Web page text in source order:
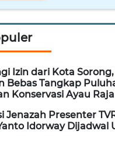
Izin dari Kota
Bebas Tangkap
Konservasi Ayau
Jenazah Presenter
Idorway Dijadwal